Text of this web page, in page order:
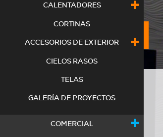
CALENTADORES
CORTINAS
ACCESORIOS DE EXTERIOR
CIELOS RASOS
TELAS
GALERÍA DE PROYECTOS
COMERCIAL